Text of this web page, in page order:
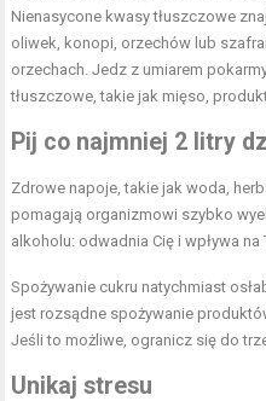
Nienasycone kwasy tłuszczowe
oliwek, konopi, orzechów lub
orzechach. Jedz z umiarem
tłuszczowe, takie jak mięso,
Pij co najmniej 2 litry
Zdrowe napoje, takie jak woda,
pomagają organizmowi szybko
alkoholu: odwadnia Cię i wpływa
Spożywanie cukru natychmiast
jest rozsądne spożywanie
Jeśli to możliwe, ogranicz się do
Unikajstresu